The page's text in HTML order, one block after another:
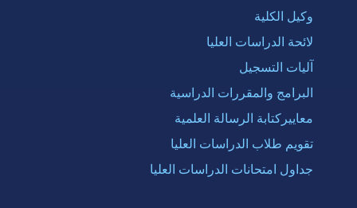
وكيل الكلية
لائحة الدراسات العليا
آليات التسجيل
البرامج والمقررات الدراسية
معاييركتابة الرسالة العلمية
تقويم طلاب الدراسات العليا
جداول امتحانات الدراسات العليا